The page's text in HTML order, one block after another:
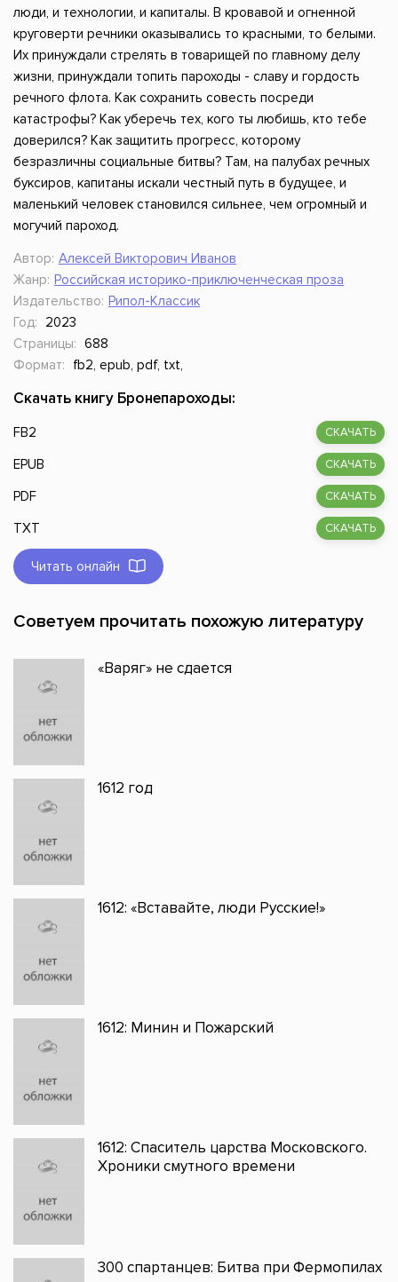
люди, и технологии, и капиталы. В кровавой и огненной
круговерти речники оказывались то красными, то белыми.
Их принуждали стрелять в товарищей по главному делу
жизни, принуждали топить пароходы - славу и гордость
речного флота. Как сохранить совесть посреди
катастрофы? Как уберечь тех, кого ты любишь, кто тебе
доверился? Как защитить прогресс, которому
безразличны социальные битвы? Там, на палубах речных
буксиров, капитаны искали честный путь в будущее, и
маленький человек становился сильнее, чем огромный и
могучий пароход.
Автор: Алексей Викторович Иванов
Жанр: Российская историко-приключенческая проза
Издательство: Рипол-Классик
Год:
2023
Страницы: 688
Формат:
fb2, epub, pdf, txt,
Скачать книгу Бронепароходы:
FB2 СКАЧАТЬ
EPUB СКАЧАТЬ
PDF СКАЧАТЬ
TXT СКАЧАТЬ
Читать онлайн
Советуем прочитать похожую литературу
«Варяг» не сдается
1612 год
1612: «Вставайте, люди Русские!»
1612: Минин и Пожарский
1612: Спаситель царства Московского.
Хроники смутного времени
300 спартанцев: Битва при Фермопилах